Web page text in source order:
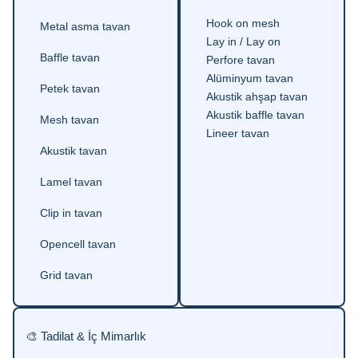
Metal asma tavan
Baffle tavan
Petek tavan
Mesh tavan
Akustik tavan
Lamel tavan
Clip in tavan
Opencell tavan
Grid tavan
Hook on mesh
Lay in / Lay on
Perfore tavan
Alüminyum tavan
Akustik ahşap tavan
Akustik baffle tavan
Lineer tavan
🎨 Tadilat & İç Mimarlık